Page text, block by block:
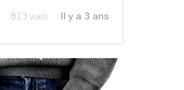
813 vues Il y a 3 ans